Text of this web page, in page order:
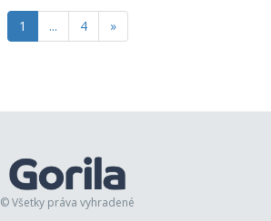
1 ... 4 »
© Všetky práva vyhradené